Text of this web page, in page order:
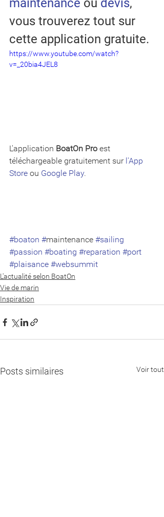
maintenance ou devis,
vous trouverez tout sur
cette application gratuite.
https://www.youtube.com/watch?
v=_20bia4JEL8
L'application BoatOn Pro est
téléchargeable gratuitement sur l'App
Store ou Google Play.
#boaton #maintenance #sailing
#passion #boating #reparation #port
#plaisance #websummit
L'actualité selon BoatOn
Vie de marin
Inspiration
Posts similaires Voir tout